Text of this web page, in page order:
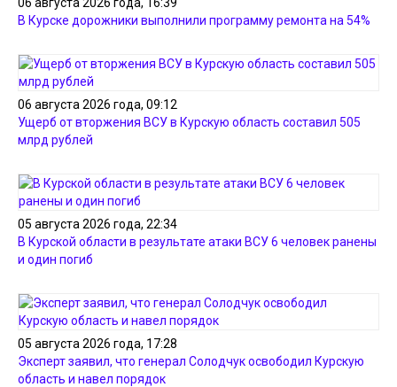
В Курске дорожники выполнили программу ремонта на 54%
06 августа 2026 года, 09:12
Ущерб от вторжения ВСУ в Курскую область составил 505
млрд рублей
05 августа 2026 года, 22:34
В Курской области в результате атаки ВСУ 6 человек ранены
и один погиб
05 августа 2026 года, 17:28
Эксперт заявил, что генерал Солодчук освободил Курскую
область и навел порядок